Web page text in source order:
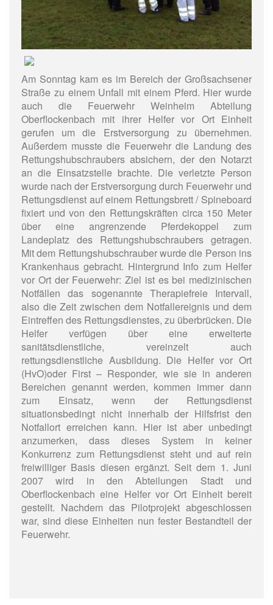
Am Sonntag kam es im Bereich der Großsachsener
Straße zu einem Unfall mit einem Pferd. Hier wurde
auch die Feuerwehr Weinheim Abteilung
Oberflockenbach mit ihrer Helfer vor Ort Einheit
gerufen um die Erstversorgung zu übernehmen.
Außerdem musste die Feuerwehr die Landung des
Rettungshubschraubers absichern, der den Notarzt
an die Einsatzstelle brachte. Die verletzte Person
wurde nach der Erstversorgung durch Feuerwehr und
Rettungsdienst auf einem Rettungsbrett / Spineboard
fixiert und von den Rettungskräften circa 150 Meter
über eine angrenzende Pferdekoppel zum
Landeplatz des Rettungshubschraubers getragen.
Mit dem Rettungshubschrauber wurde die Person ins
Krankenhaus gebracht. Hintergrund Info zum Helfer
vor Ort der Feuerwehr: Ziel ist es bei medizinischen
Notfällen das sogenannte Therapiefreie Intervall,
also die Zeit zwischen dem Notfallereignis und dem
Eintreffen des Rettungsdienstes, zu überbrücken. Die
Helfer verfügen über eine erweiterte
sanitätsdienstliche, vereinzelt auch
rettungsdienstliche Ausbildung. Die Helfer vor Ort
(HvO)oder First – Responder, wie sie in anderen
Bereichen genannt werden, kommen immer dann
zum Einsatz, wenn der Rettungsdienst
situationsbedingt nicht innerhalb der Hilfsfrist den
Notfallort erreichen kann. Hier ist aber unbedingt
anzumerken, dass dieses System in keiner
Konkurrenz zum Rettungsdienst steht und auf rein
freiwilliger Basis diesen ergänzt. Seit dem 1. Juni
2007 wird in den Abteilungen Stadt und
Oberflockenbach eine Helfer vor Ort Einheit bereit
gestellt. Nachdem das Pilotprojekt abgeschlossen
war, sind diese Einheiten nun fester Bestandteil der
Feuerwehr.